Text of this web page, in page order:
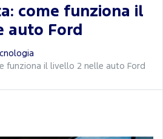
come funziona il
auto Ford
funziona il livello 2 nelle auto Ford